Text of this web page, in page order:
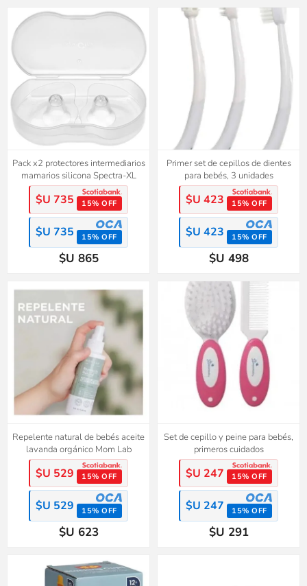
Pack x2 protectores intermediarios
mamarios silicona Spectra-XL
$U 735 15% OFF
$U 735 15% OFF
$U 865
Primer set de cepillos de dientes
para bebés, 3 unidades
$U 423 15% OFF
$U 423 15% OFF
$U 498
Repelente natural de bebés aceite
lavanda orgánico Mom Lab
$U 529 15% OFF
$U 529 15% OFF
$U 623
Set de cepillo y peine para bebés,
primeros cuidados
$U 247 15% OFF
$U 247 15% OFF
$U 291